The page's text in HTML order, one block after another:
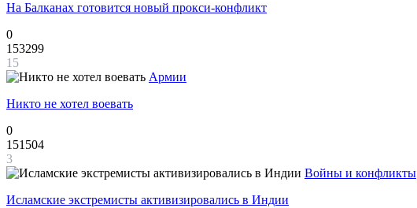
На Балканах готовится новый прокси-конфликт
0
153299
15
Армии
Никто не хотел воевать
0
151504
3
Войны и конфликты
Исламские экстремисты активизировались в Индии